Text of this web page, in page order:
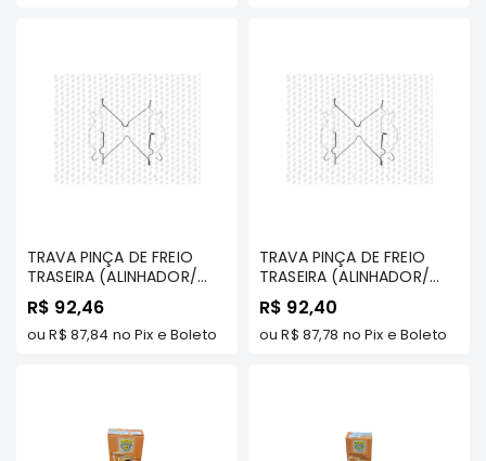
Pajero
Suspensão
Freio
Câmbio
Acessórios
TRAVA PINÇA DE FREIO
TRASEIRA (ALINHADOR/
MOLA/ FERRINHO/ ARAME)
- PAJERO SPORT TDS
MODELOS/ DAKAR TDS /
R$ 92,46
ouR$ 87,84 no Pix e Boleto
TRAVA PINÇA DE FREIO
TRASEIRA (ALINHADOR/
MOLA/ FERRINHO/ ARAME)
- ASX 2.0 16V 11/... /AIRTREK
2.4/ GRANDIS 2.4 16V 03/...
R$ 92,40
ouR$ 87,78 no Pix e Boleto